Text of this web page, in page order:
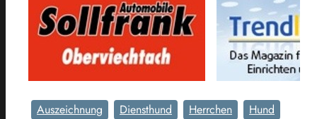
Auszeichnung Diensthund Herrchen
Hund